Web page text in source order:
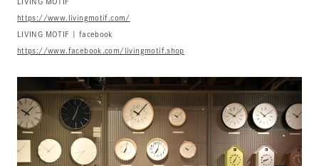
LIVING MOTIF
https://www.livingmotif.com/
LIVING MOTIF | facebook
https://www.facebook.com/livingmotif.shop